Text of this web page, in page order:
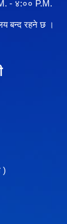
- ४:०० P.M.
बन्द रहने छ ।
)